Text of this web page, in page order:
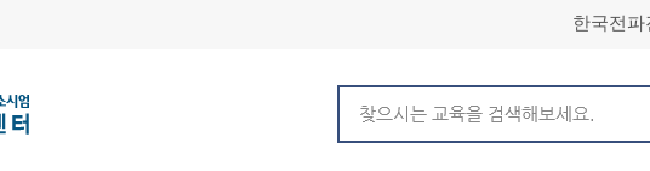
한국전파